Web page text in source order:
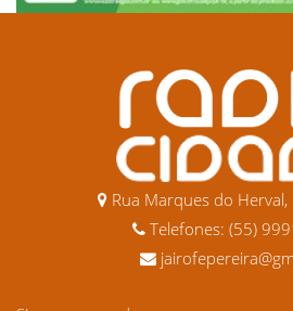
Rua Marques do
Telefones: (55)